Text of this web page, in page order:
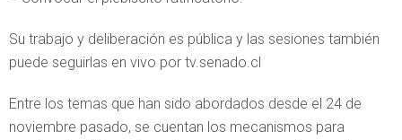
Su trabajo y deliberación es pública y las sesiones también
puede seguirlas en vivo por tv.senado.cl
Entre los temas que han sido abordados desde el 24 de
noviembre pasado, se cuentan los mecanismos para